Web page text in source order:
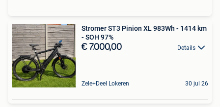
Stromer ST3 Pinion XL 983Wh - 1414 km
- SOH 97%
€ 7.000,00 Details
Zele+Deel Lokeren 30 jul 26